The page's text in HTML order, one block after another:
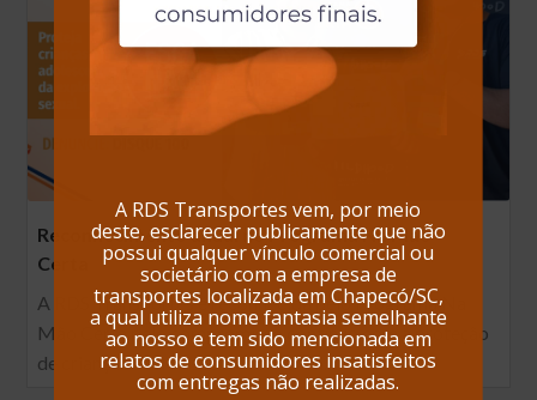
Reconhecimento anual no Programa Na Mão
Certa
A RDS Transportes é reconhecida pelo Programa Na
Mão Certa pelo compromisso contínuo com a proteção
de crianças e adolescentes contra a…
A RDS Transportes vem, por meio
deste, esclarecer publicamente que não
possui qualquer vínculo comercial ou
societário com a empresa de
transportes localizada em Chapecó/SC,
a qual utiliza nome fantasia semelhante
ao nosso e tem sido mencionada em
relatos de consumidores insatisfeitos
com entregas não realizadas.